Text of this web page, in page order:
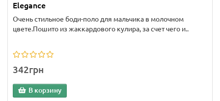
Elegance
Очень стильное боди-поло для мальчика в молочном
цвете.Пошито из жаккардового кулира, за счет чего и..
342грн
В корзину